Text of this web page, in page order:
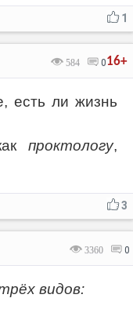
1
16+
584 0
есть ли жизнь
проктологу,
3
3360 0
видов: